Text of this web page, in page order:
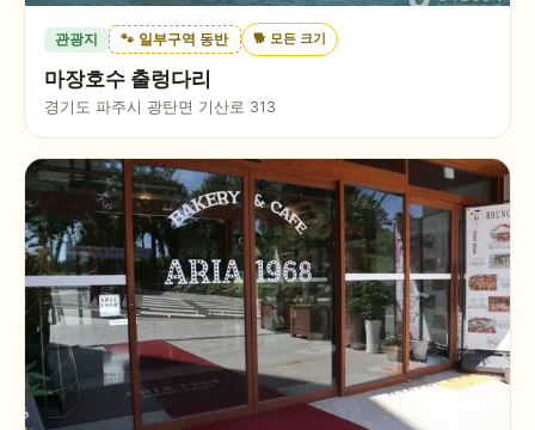
관광지 🐾 일부구역 동반 🐕 모든 크기
마장호수 출렁다리
경기도 파주시 광탄면 기산로 313